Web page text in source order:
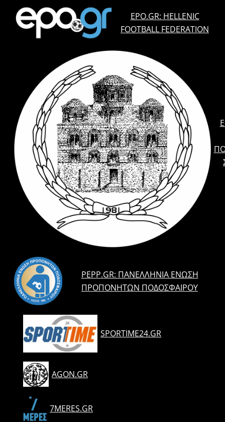
EPO.GR: HELLENIC
FOOTBALL FEDERATION
PEPP.GR: ΠΑΝΕΛΛΉΝΙΑ ΈΝΩΣΗ
ΠΡΟΠΟΝΗΤΏΝ ΠΟΔΟΣΦΑΊΡΟΥ
SPORTIME24.GR
AGON.GR
7MERES.GR